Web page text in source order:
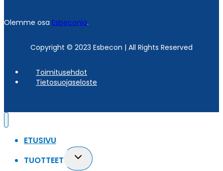
Olemme osa Esbeconia.
Copyright © 2023 Esbecon | All Rights Reserved
Toimitusehdot
Tietosuojaseloste
ETUSIVU
TUOTTEET
Toggle
child